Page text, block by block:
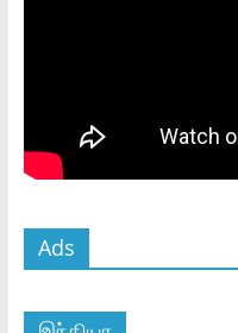
Ads